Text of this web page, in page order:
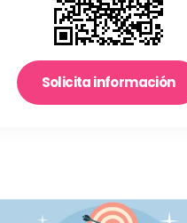
Solicita información